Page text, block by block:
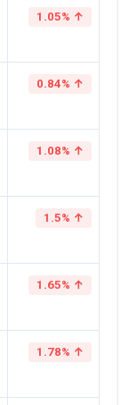
1.05% ↑
0.84% ↑
1.08% ↑
1.5% ↑
1.65% ↑
1.78% ↑